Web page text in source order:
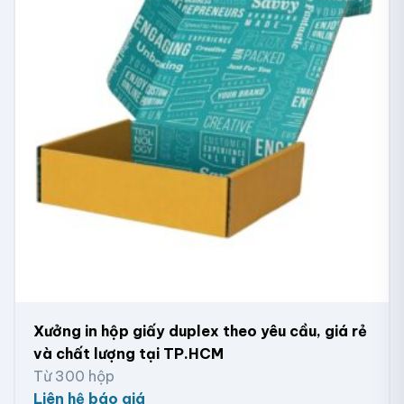
Hộp giấy đựng đồng hồ sang trọng
Xưởng in hộp giấy duplex theo yêu cầu, giá rẻ
và chất lượng tại TP.HCM
Từ 300 hộp
Liên hệ báo giá